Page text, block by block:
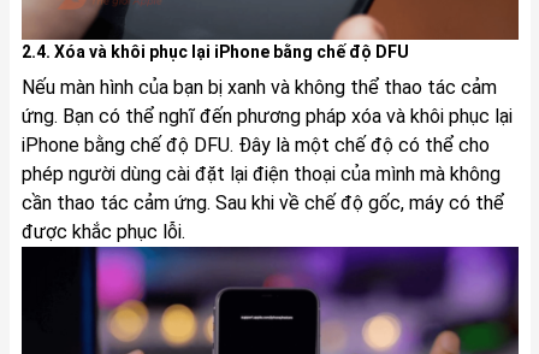
2.4. Xóa và khôi phục lại iPhone bằng chế độ DFU
Nếu màn hình của bạn bị xanh và không thể thao tác cảm
ứng. Bạn có thể nghĩ đến phương pháp xóa và khôi phục lại
iPhone bằng chế độ DFU. Đây là một chế độ có thể cho
phép người dùng cài đặt lại điện thoại của mình mà không
cần thao tác cảm ứng. Sau khi về chế độ gốc, máy có thể
được khắc phục lỗi.